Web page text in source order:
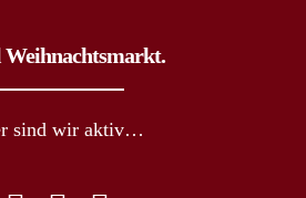
Weihnachtsmarkt.
sind wir aktiv…